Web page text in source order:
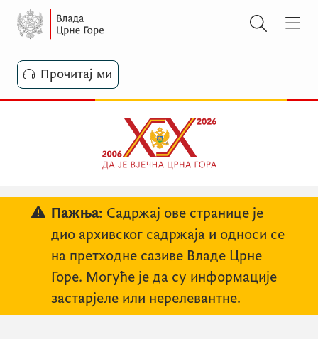
Прочитај ми
Пажња: Садржај ове странице је
дио архивског садржаја и односи се
на претходне сазиве Владе Црне
Горе. Могуће је да су информације
застарјеле или нерелевантне.